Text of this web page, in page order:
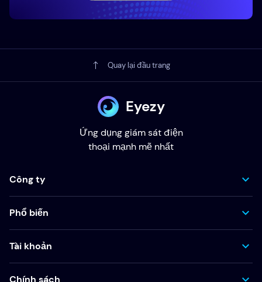
Quay lại đầu trang
Eyezy
Ứng dụng giám sát điện
thoại mạnh mẽ nhất
Công ty
Phổ biến
Tài khoản
Chính sách